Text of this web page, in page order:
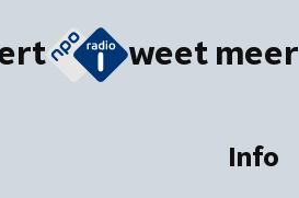
weet meer
Info